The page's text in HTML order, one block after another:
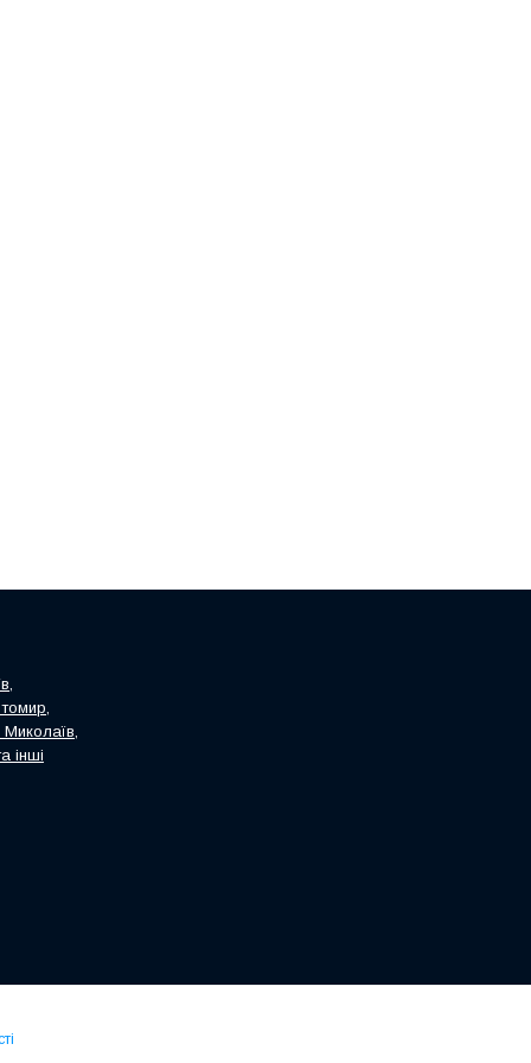
Миколаїв,
інші